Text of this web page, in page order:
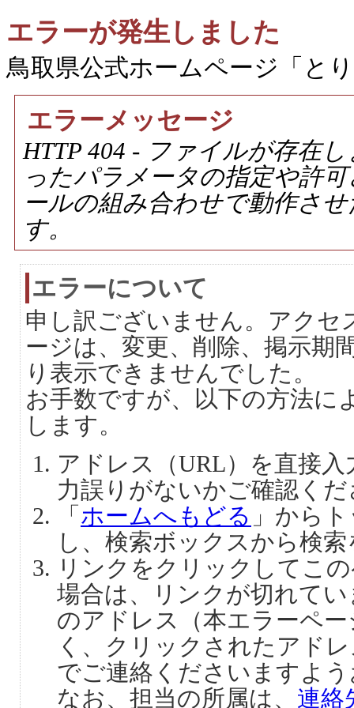
エラーが発生しました
鳥取県公式ホームページ「と
エラーメッセージ
HTTP 404 - ファイルが存在
ったパラメータの指定や許
ールの組み合わせで動作さ
す。
エラーについて
申し訳ございません。アクセ
ージは、変更、削除、掲示期
り表示できませんでした。
お手数ですが、以下の方法に
します。
アドレス（URL）を直接
力誤りがないかご確認く
「 ホームへもどる 」から
し、検索ボックスから検
リンクをクリックしてこ
場合は、リンクが切れて
のアドレス（本エラーペ
く、クリックされたアド
でご連絡くださいますよ
なお、担当の所属は、 連絡